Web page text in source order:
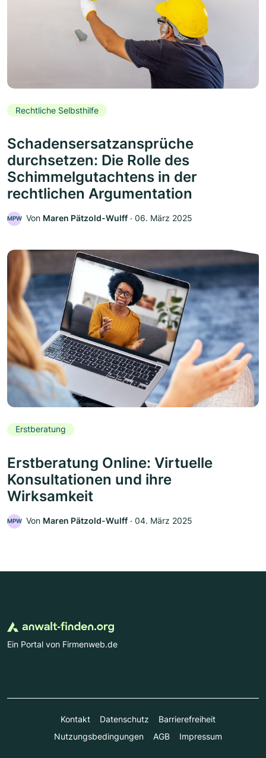
Rechtliche Selbsthilfe
Schadensersatzansprüche
durchsetzen: Die Rolle des
Schimmelgutachtens in der
rechtlichen Argumentation
MPW Von Maren Pätzold-Wulff ‧ 06. März 2025
Erstberatung
Erstberatung Online: Virtuelle
Konsultationen und ihre
Wirksamkeit
MPW Von Maren Pätzold-Wulff ‧ 04. März 2025
Ein Portal von Firmenweb.de
Kontakt Datenschutz
Barrierefreiheit
Nutzungsbedingungen
AGB Impressum